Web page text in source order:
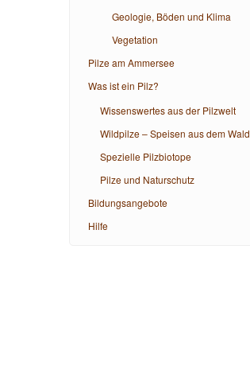
Geologie, Böden und Klima
Vegetation
Pilze am Ammersee
Was ist ein Pilz?
Wissenswertes aus der Pilzwelt
Wildpilze – Speisen aus dem Wald
Spezielle Pilzbiotope
Pilze und Naturschutz
Bildungsangebote
Hilfe